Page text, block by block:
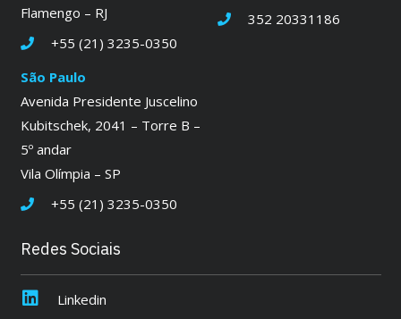
Flamengo – RJ
+55 (21) 3235-0350
352 20331186
São Paulo
Avenida Presidente Juscelino
Kubitschek, 2041 – Torre B –
5º andar
Vila Olímpia – SP
+55 (21) 3235-0350
Redes Sociais
Linkedin